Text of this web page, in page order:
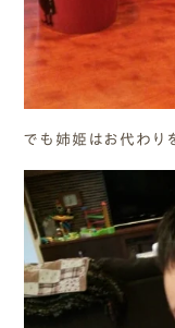
でも姉姫はお代わり